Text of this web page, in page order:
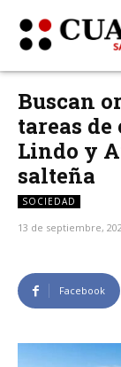
Buscan
tareas
Lindo y
salteña
SOCIEDAD
13 de septiembre,
Facebook